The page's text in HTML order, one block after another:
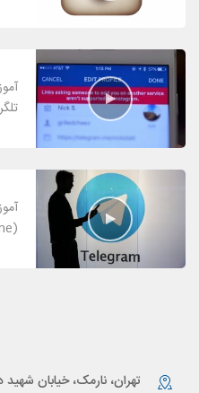
(Theme)
تهران، نارمک، خیابان